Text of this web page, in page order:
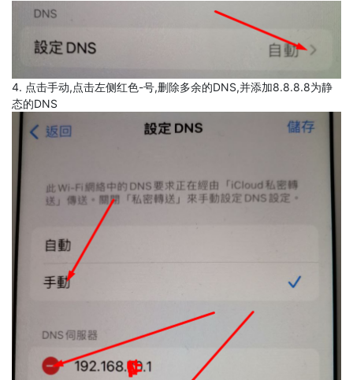
4. 点击手动,点击左侧红色-号,删除多余的DNS,并添加8.8.8.8为静
态的DNS